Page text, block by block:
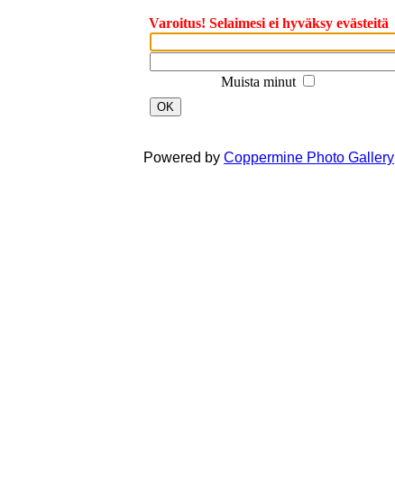
Varoitus! Selaimesi ei hyväksy evästeitä
Muista minut
OK
Powered by Coppermine Photo Gallery